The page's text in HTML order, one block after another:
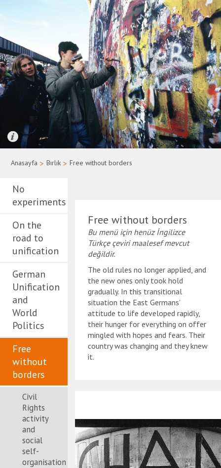
Anasayfa > Bırlık > Free without borders
No
experiments
On the
road to
unification
German
Unification
and
World
Politics
Free
without
borders
Civil
Rights
activity
and
social
self-
organisation
Free without borders
Bu menü için henüz İngilizce
Türkçe çeviri maalesef mevcut
değildir.
The old rules no longer applied, and
the new ones only took hold
gradually. In this transitional
situation the East Germans’
attitude to life developed rapidly,
their hunger for everything on offer
mingled with hopes and fears. Their
country was changing and they knew
it.